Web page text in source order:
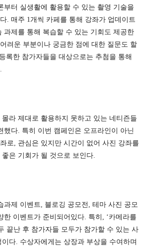
부터 실생활에 활용할 수 있는 촬영 기술을
. 매주 1개씩 카페를 통해 강좌가 업데이트
과제를 통해 복습할 수 있는 기회도 제공한
려운 부분이나 궁금한 점에 대한 질문도 할
록한 참가자들을 대상으로는 추첨을 통해
.
라 제대로 활용하지 못하고 있는 네티즌들
했다. 특히 이번 캠페인은 오프라인이 아닌
로, 관심은 있지만 시간이 없어 사진 강좌를
은 기회가 될 것으로 보인다.
과제 이벤트, 블로깅 공모전 , 테마 사진 공모
한 이벤트가 준비되어있다. 특히 , ‘카메라를
끝난 후 참가자들 모두가 참가할 수 있는 사
이다. 수상자에게는 상장과 부상을 수여하며